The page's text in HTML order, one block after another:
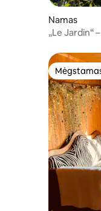
Namas
„Le Jardin“